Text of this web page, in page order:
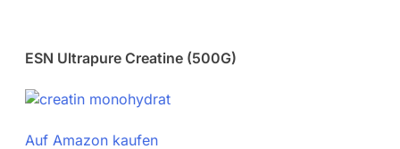
ESN Ultrapure Creatine (500G)
Auf Amazon kaufen